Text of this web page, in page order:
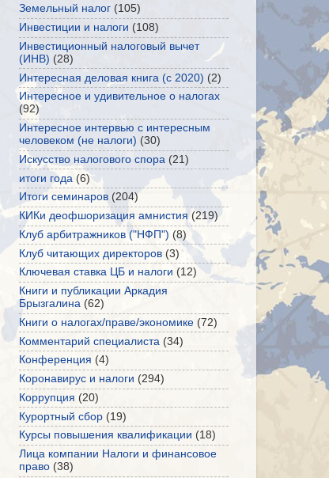
Земельный налог (105)
Инвестиции и налоги (108)
Инвестиционный налоговый вычет
(ИНВ) (28)
Интересная деловая книга (с 2020) (2)
Интересное и удивительное о налогах
(92)
Интересное интервью с интересным
человеком (не налоги) (30)
Искусство налогового спора (21)
итоги года (6)
Итоги семинаров (204)
КИКи деофшоризация амнистия (219)
Клуб арбитражников ("НФП") (8)
Клуб читающих директоров (3)
Ключевая ставка ЦБ и налоги (12)
Книги и публикации Аркадия
Брызгалина (62)
Книги о налогах/праве/экономике (72)
Комментарий специалиста (34)
Конференция (4)
Коронавирус и налоги (294)
Коррупция (20)
Курортный сбор (19)
Курсы повышения квалификации (18)
Лица компании Налоги и финансовое
право (38)